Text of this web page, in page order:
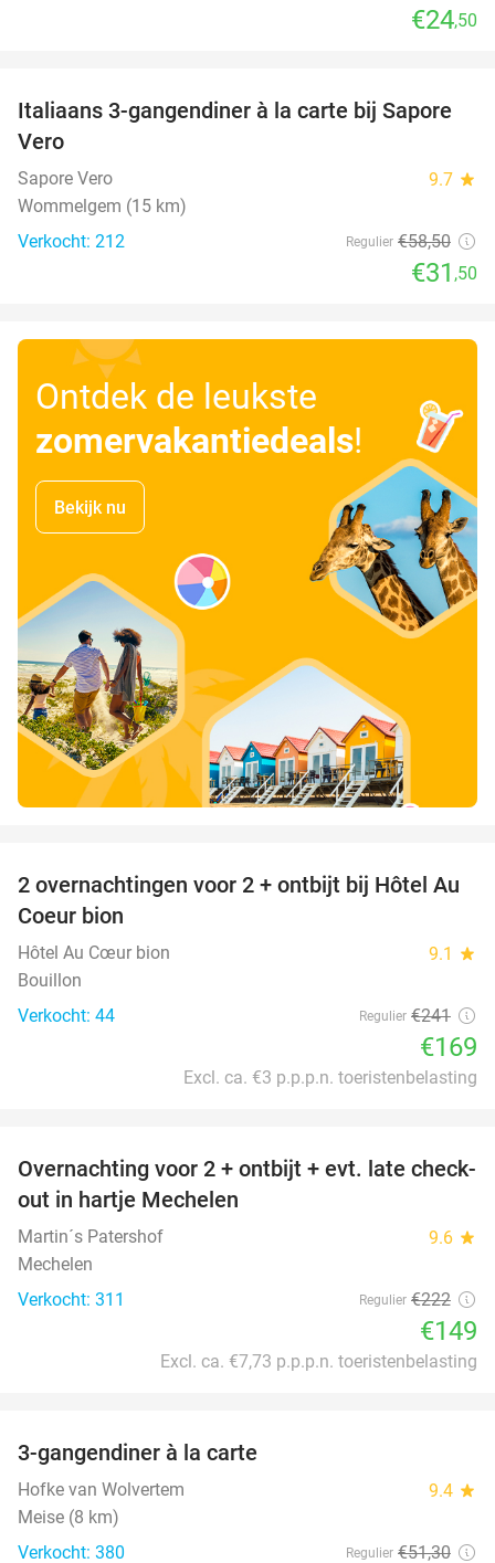
€24,50
46%
Italiaans 3-gangendiner à la carte bij Sapore
Vero
Sapore Vero 9.7 star
Wommelgem (15 km)
Verkocht: 212
Regulier €58,50
€31 ,50
Ontdek de leukste
zomervakantiedeals!
Bekijk nu
30%
2 overnachtingen voor 2 + ontbijt bij Hôtel Au
Coeur bion
Hôtel Au Cœur bion 9.1 star
Bouillon
Verkocht: 44
Regulier €241
€169
Excl. ca. €3 p.p.p.n. toeristenbelasting
33%
Overnachting voor 2 + ontbijt + evt. late check-
out in hartje Mechelen
Martin´s Patershof 9.6 star
Mechelen
Verkocht: 311
Regulier €222
€149
Excl. ca. €7,73 p.p.p.n. toeristenbelasting
3-gangendiner à la carte
Hofke van Wolvertem 9.4 star
Meise (8 km)
Verkocht: 380
Regulier €51,30